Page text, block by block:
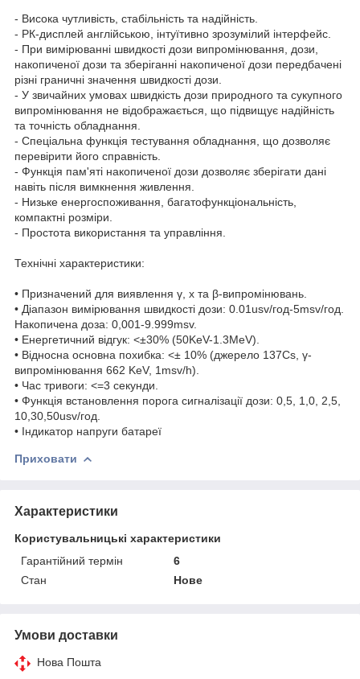
- Висока чутливість, стабільність та надійність.
- РК-дисплей англійською, інтуїтивно зрозумілий інтерфейс.
- При вимірюванні швидкості дози випромінювання, дози,
накопиченої дози та зберіганні накопиченої дози передбачені
різні граничні значення швидкості дози.
- У звичайних умовах швидкість дози природного та сукупного
випромінювання не відображається, що підвищує надійність
та точність обладнання.
- Спеціальна функція тестування обладнання, що дозволяє
перевірити його справність.
- Функція пам'яті накопиченої дози дозволяє зберігати дані
навіть після вимкнення живлення.
- Низьке енергоспоживання, багатофункціональність,
компактні розміри.
- Простота використання та управління.
Технічні характеристики:
• Призначений для виявлення γ, x та β-випромінювань.
• Діапазон вимірювання швидкості дози: 0.01usv/год-5msv/год.
Накопичена доза: 0,001-9.999msv.
• Енергетичний відгук: <±30% (50KeV-1.3MeV).
• Відносна основна похибка: <± 10% (джерело 137Cs, γ-
випромінювання 662 KeV, 1msv/h).
• Час тривоги: <=3 секунди.
• Функція встановлення порога сигналізації дози: 0,5, 1,0, 2,5,
10,30,50usv/год.
• Індикатор напруги батареї
Приховати
Характеристики
Користувальницькі характеристики
Гарантійний термін
6
Стан
Нове
Умови доставки
Нова Пошта